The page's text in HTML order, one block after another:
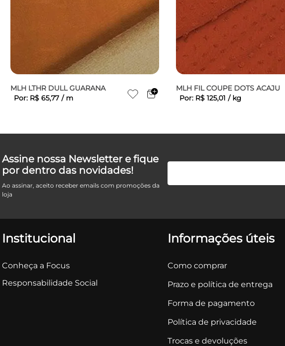
MLH LTHR DULL GUARANA
Por: R$ 65,77 / m
MLH FIL COUPE DOTS ACAJU
Por: R$ 125,01 / kg
Assine nossa Newsletter e fique
por dentro das novidades!
Ao assinar, aceito receber emails com promoções da
loja
Institucional
Conheça a Focus
Responsabilidade Social
Informações úteis
Como comprar
Prazo e política de entrega
Forma de pagamento
Política de privacidade
Trocas e devoluções